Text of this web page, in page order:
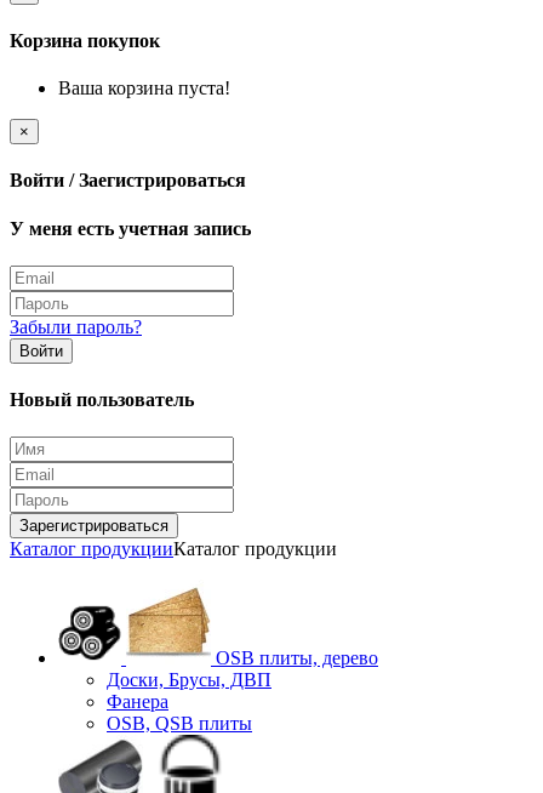
Корзина покупок
Ваша корзина пуста!
×
Войти / Заегистрироваться
У меня есть учетная запись
Забыли пароль?
Войти
Новый пользователь
Зарегистрироваться
Каталог продукцииКаталог продукции
OSB плиты, дерево
Доски, Брусы, ДВП
Фанера
OSB, QSB плиты